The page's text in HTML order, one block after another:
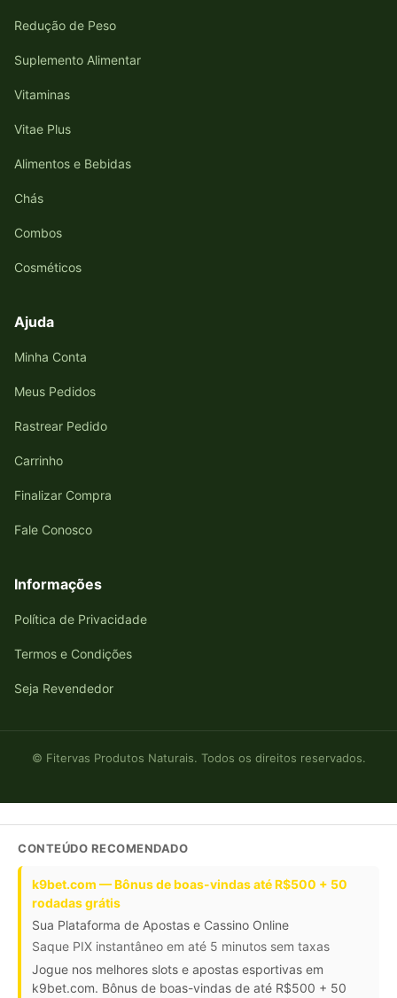
Redução de Peso
Suplemento Alimentar
Vitaminas
Vitae Plus
Alimentos e Bebidas
Chás
Combos
Cosméticos
Ajuda
Minha Conta
Meus Pedidos
Rastrear Pedido
Carrinho
Finalizar Compra
Fale Conosco
Informações
Política de Privacidade
Termos e Condições
Seja Revendedor
© Fitervas Produtos Naturais. Todos os direitos reservados.
CONTEÚDO RECOMENDADO
k9bet.com — Bônus de boas-vindas até R$500 + 50
rodadas grátis
Sua Plataforma de Apostas e Cassino Online
Saque PIX instantâneo em até 5 minutos sem taxas
Jogue nos melhores slots e apostas esportivas em
k9bet.com. Bônus de boas-vindas de até R$500 + 50